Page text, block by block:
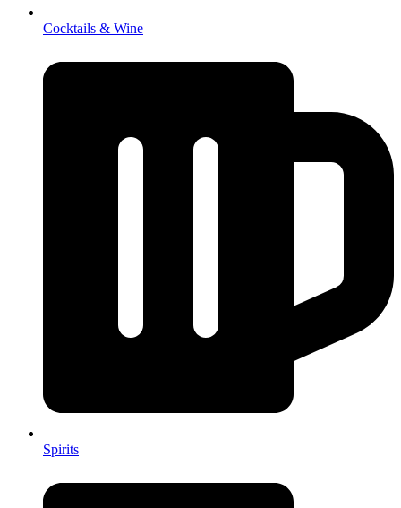
Cocktails & Wine
Spirits